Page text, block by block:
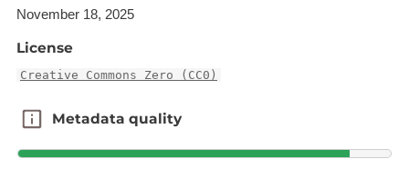
November 18, 2025
License
Creative Commons Zero (CC0)
Metadata quality
Metadata quality